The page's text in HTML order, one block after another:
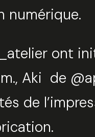
numérique.
ont
Aki de
de
votre
une